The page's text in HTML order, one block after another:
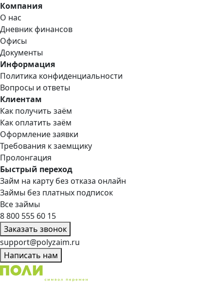
Компания
О нас
Дневник финансов
Офисы
Документы
Информация
Политика конфиденциальности
Вопросы и ответы
Клиентам
Как получить заём
Как оплатить заём
Оформление заявки
Требования к заемщику
Пролонгация
Быстрый переход
Займ на карту без отказа онлайн
Займы без платных подписок
Все займы
8 800 555 60 15
Заказать звонок
support@polyzaim.ru
Написать нам